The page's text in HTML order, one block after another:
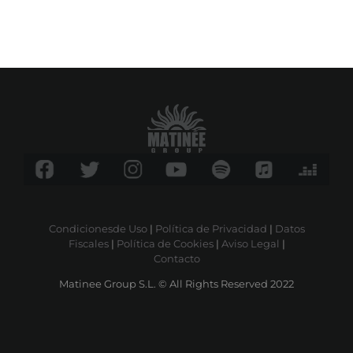
Condicionesde Uso| Política de Privacidad | Datos
Fiscales| Política de Cookies| Aviso Legal |
Contacto
Matinee Group S.L. © All Rights Reserved 2022